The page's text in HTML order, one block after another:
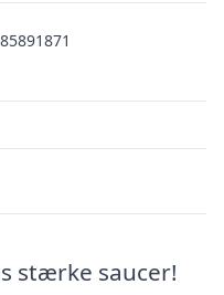
stærke saucer!